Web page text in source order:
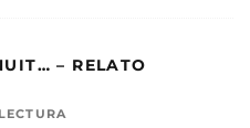
– RELATO